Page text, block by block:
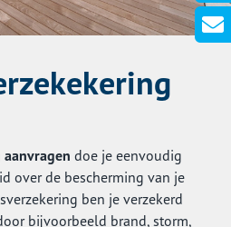
doe je eenvoudig
over de bescherming van je
ben je verzekerd
bijvoorbeeld brand, storm,